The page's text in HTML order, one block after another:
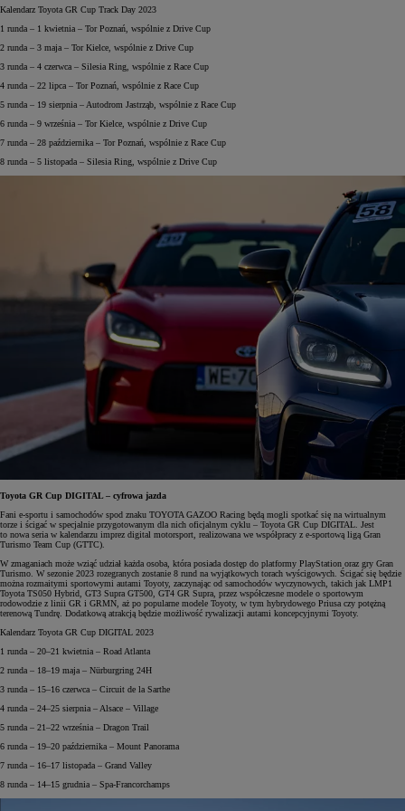
Kalendarz Toyota GR Cup Track Day 2023
1 runda – 1 kwietnia – Tor Poznań, wspólnie z Drive Cup
2 runda – 3 maja – Tor Kielce, wspólnie z Drive Cup
3 runda – 4 czerwca – Silesia Ring, wspólnie z Race Cup
4 runda – 22 lipca – Tor Poznań, wspólnie z Race Cup
5 runda – 19 sierpnia – Autodrom Jastrząb, wspólnie z Race Cup
6 runda – 9 września – Tor Kielce, wspólnie z Drive Cup
7 runda – 28 października – Tor Poznań, wspólnie z Race Cup
8 runda – 5 listopada – Silesia Ring, wspólnie z Drive Cup
Toyota GR Cup DIGITAL – cyfrowa jazda
Fani e-sportu i samochodów spod znaku TOYOTA GAZOO Racing będą mogli spotkać się na wirtualnym
torze i ścigać w specjalnie przygotowanym dla nich oficjalnym cyklu – Toyota GR Cup DIGITAL. Jest
to nowa seria w kalendarzu imprez digital motorsport, realizowana we współpracy z e-sportową ligą Gran
Turismo Team Cup (GTTC).
W zmaganiach może wziąć udział każda osoba, która posiada dostęp do platformy PlayStation oraz gry Gran
Turismo. W sezonie 2023 rozegranych zostanie 8 rund na wyjątkowych torach wyścigowych. Ścigać się będzie
można rozmaitymi sportowymi autami Toyoty, zaczynając od samochodów wyczynowych, takich jak LMP1
Toyota TS050 Hybrid, GT3 Supra GT500, GT4 GR Supra, przez współczesne modele o sportowym
rodowodzie z linii GR i GRMN, aż po popularne modele Toyoty, w tym hybrydowego Priusa czy potężną
terenową Tundrę. Dodatkową atrakcją będzie możliwość rywalizacji autami koncepcyjnymi Toyoty.
Kalendarz Toyota GR Cup DIGITAL 2023
1 runda – 20–21 kwietnia – Road Atlanta
2 runda – 18–19 maja – Nürburgring 24H
3 runda – 15–16 czerwca – Circuit de la Sarthe
4 runda – 24–25 sierpnia – Alsace – Village
5 runda – 21–22 września – Dragon Trail
6 runda – 19–20 października – Mount Panorama
7 runda – 16–17 listopada – Grand Valley
8 runda – 14–15 grudnia – Spa-Francorchamps